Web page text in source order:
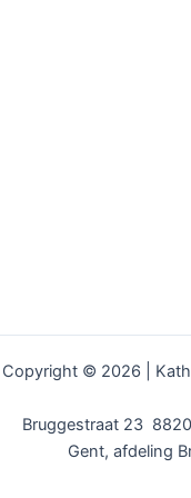
Copyright © 2026 |
Bruggestraat 23
Gent, afdeling